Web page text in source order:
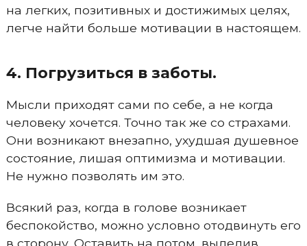
на легких, позитивных и достижимых целях,
легче найти больше мотивации в настоящем.
4. Погрузиться в заботы.
Мысли приходят сами по себе, а не когда
человеку хочется. Точно так же со страхами.
Они возникают внезапно, ухудшая душевное
состояние, лишая оптимизма и мотивации.
Не нужно позволять им это.
Всякий раз, когда в голове возникает
беспокойство, можно условно отодвинуть его
в сторону. Оставить на потом, выделив